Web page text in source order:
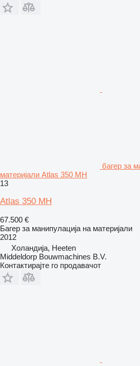
багер за
материјали Atlas 350 MH
13
Atlas 350 MH
67.500 €
Багер за манипулација на материјали
2012
Холандија, Heeten
Middeldorp Bouwmachines B.V.
Контактирајте го продавачот